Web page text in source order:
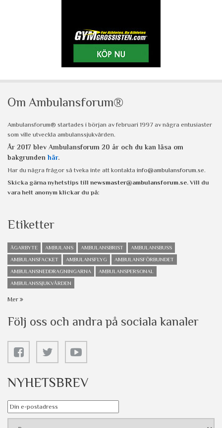
Om Ambulansforum®
Ambulansforum® startades i början av februari 1997 av några entusiaster
som ville utveckla ambulanssjukvården.
År 2017 blev Ambulansforum 20 år och du kan läsa om
bakgrunden här.
Har du några frågor så tveka inte att kontakta info@ambulansforum.se.
Skicka gärna nyhetstips till newsmaster@ambulansforum.se. Vill du
vara helt anonym klickar du på:
Etiketter
ÄGARBYTE AMBULANS AMBULANSBRIST
AMBULANSBUSS
AMBULANSFACKET
AMBULANSFLYG
AMBULANSFÖRBUNDET
AMBULANSNEDDRAGNINGARNA
AMBULANSPERSONAL
AMBULANSSJUKVÅRDEN
Mer
Följ oss och andra på sociala kanaler
NYHETSBREV